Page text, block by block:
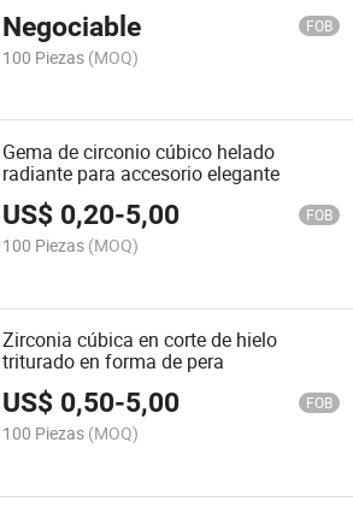
Negociable FOB
100 Piezas (MOQ)
Gema de circonio cúbico helado
radiante para accesorio elegante
US$ 0,20-5,00 FOB
100 Piezas (MOQ)
Zirconia cúbica en corte de hielo
triturado en forma de pera
US$ 0,50-5,00 FOB
100 Piezas (MOQ)